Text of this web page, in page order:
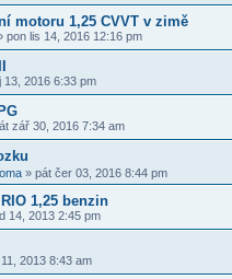
motoru 1,25 CVVT v zimě
pon lis 14, 2016 12:16 pm
13, 2016 6:33 pm
zář 30, 2016 7:34 am
» pát čer 03, 2016 8:44 pm
1,25 benzin
14, 2013 2:45 pm
2013 8:43 am